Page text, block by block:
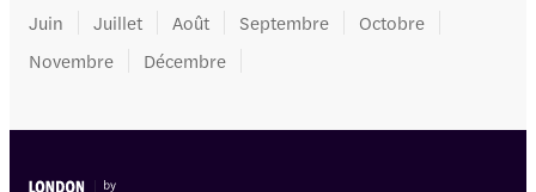
Juin
Juillet Août Septembre
Octobre
Novembre
Décembre